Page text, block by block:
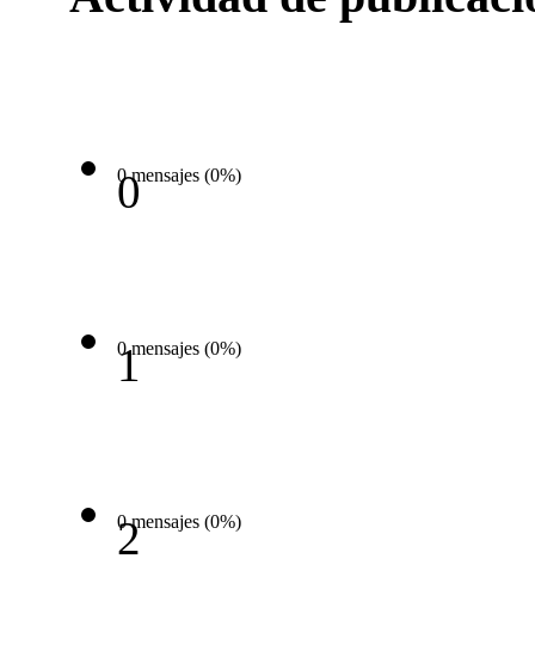
0 mensajes (0%)
0
0 mensajes (0%)
1
0 mensajes (0%)
2